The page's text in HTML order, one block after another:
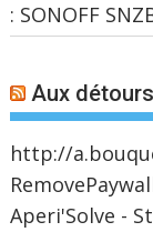
: SONOFF
Aux
http://
Aperi'Solve -